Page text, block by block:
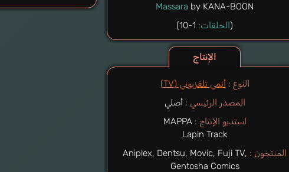
Massara by KANA-BOON
(
الحلقات:1-10)
الإنتاج
النوع :أنمي تلفزيوني (TV)
المصدر الرئيسي : أصلي
استديو الإنتاج : MAPPA
Lapin Track
المنتجون : Aniplex, Dentsu, Movic, Fuji TV,
Gentosha Comics